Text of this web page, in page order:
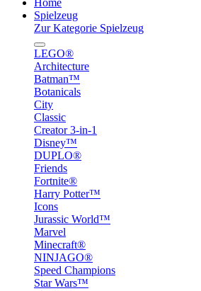
Home
Spielzeug
Zur Kategorie Spielzeug
LEGO®
Architecture
Batman™
Botanicals
City
Classic
Creator 3-in-1
Disney™
DUPLO®
Friends
Fortnite®
Harry Potter™
Icons
Jurassic World™
Marvel
Minecraft®
NINJAGO®
Speed Champions
Star Wars™